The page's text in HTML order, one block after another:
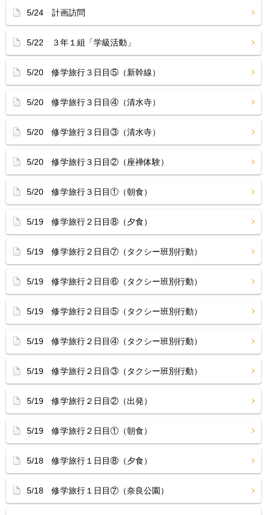
5/24 計画訪問
5/22 ３年１組「学級活動」
5/20 修学旅行３日目⑤（新幹線）
5/20 修学旅行３日目④（清水寺）
5/20 修学旅行３日目③（清水寺）
5/20 修学旅行３日目②（座禅体験）
5/20 修学旅行３日目①（朝食）
5/19 修学旅行２日目⑧（夕食）
5/19 修学旅行２日目⑦（タクシー班別行動）
5/19 修学旅行２日目⑥（タクシー班別行動）
5/19 修学旅行２日目⑤（タクシー班別行動）
5/19 修学旅行２日目④（タクシー班別行動）
5/19 修学旅行２日目③（タクシー班別行動）
5/19 修学旅行２日目②（出発）
5/19 修学旅行２日目①（朝食）
5/18 修学旅行１日目⑧（夕食）
5/18 修学旅行１日目⑦（奈良公園）